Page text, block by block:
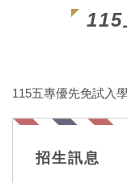
115
115五專優先免試入
招生訊息